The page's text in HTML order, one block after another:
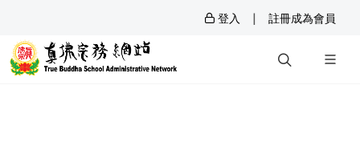
登入 | 註冊成為會員